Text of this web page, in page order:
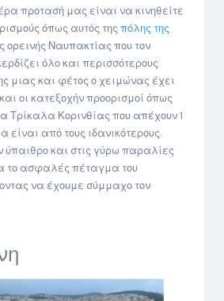
προτασή μας είναι να κινηθείτε
όπως αυτός της πόλης της
ορεινής Ναυπακτίας που τον
όλο και περισσότερους
μιας και φέτος ο χειμώνας έχει
οι κατεξοχήν προορισμοί όπως
Τρίκαλα Κορινθίας που απέχουν 1
είναι από τους ιδανικότερους.
ύπαιθρο και στις γύρω παραλίες
το ασφαλές πέταγμα του
να έχουμε σύμμαχο τον